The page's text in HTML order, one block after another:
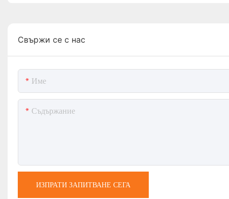
Свържи се с нас
Име
Съдържание
ИЗПРАТИ ЗАПИТВАНЕ СЕГА